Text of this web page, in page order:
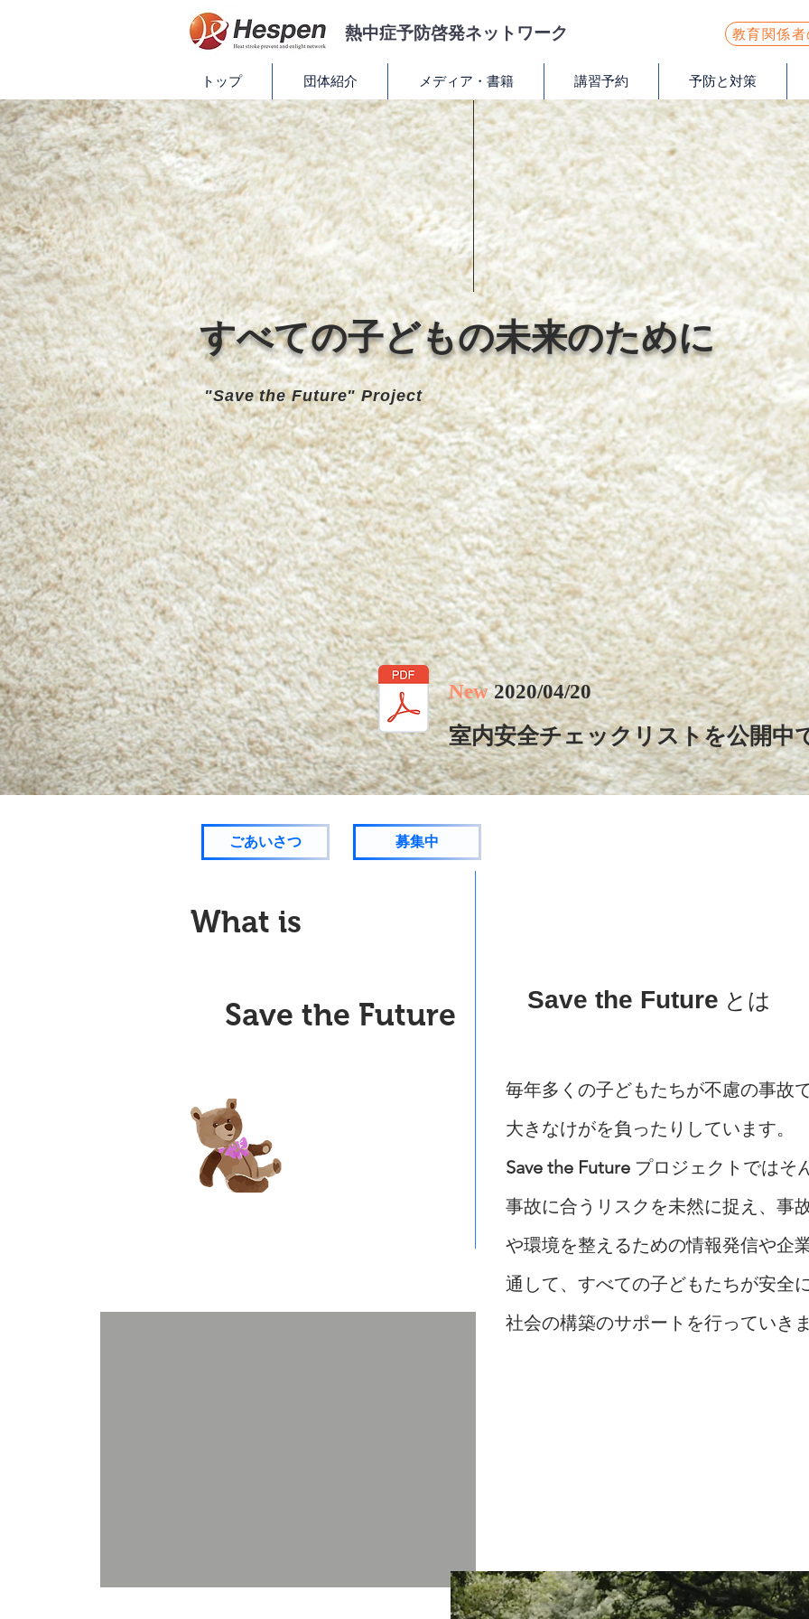
​熱中症予防啓発ネットワーク 教育関係
トップ 団体紹介 メディア・書籍 講習予約 予防と対策
すべての子どもの未来のために
"Save the Future" Project
New2020/04/20
室内安全チェックリストを公開中
​What is
Save the Future ​Save the Future とは
毎年多くの子どもたちが不慮の事故
大きなけがを負ったりしています。
Save the Future プロジェクトではそ
事故に合うリスクを未然に捉え、事
や環境を整えるための情報発信や企
通して、すべての子どもたちが安全
社会の構築のサポートを行っていき
ごあいさつ 募集中